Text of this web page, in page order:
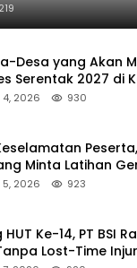
Desa yang Akan
Serentak 2027 di
2026 930
Minta Latihan
Aman
2026 923
Ke-14, PT BSI
Lost-Time